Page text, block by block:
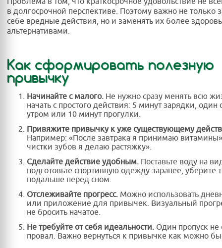
в долгосрочной перспективе. Поэтому важно не только
себе вредные действия, но и заменять их более
альтернативами.
Как сформировать полезную
привычку
Начинайте с малого. Не нужно сразу менять всю
начать с простого действия: 5 минут зарядки, один
утром или 10 минут прогулки.
Привяжите привычку к уже существующему
Например: «После завтрака я принимаю
чистки зубов я делаю растяжку».
Сделайте действие удобным. Поставьте воду на
подготовьте спортивную одежду заранее, уберите
подальше перед сном.
Отслеживайте прогресс. Можно использовать
или приложение для привычек. Визуальный
не бросить начатое.
Не требуйте от себя идеальности. Один пропуск не
провал. Важно вернуться к привычке как можно